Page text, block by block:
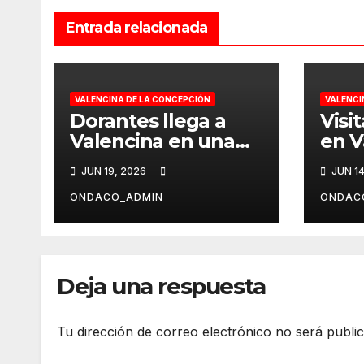
Entrada relacionada
VALENCINA DE LA CONCEPCIÓN
Dorantes llega a
Valencina en una
noche mágica bajo
las estrellas
JUN 19, 2026
ONDACO_ADMIN
en
JUN
Deja una respuesta
Tu dirección de correo electrónico no será